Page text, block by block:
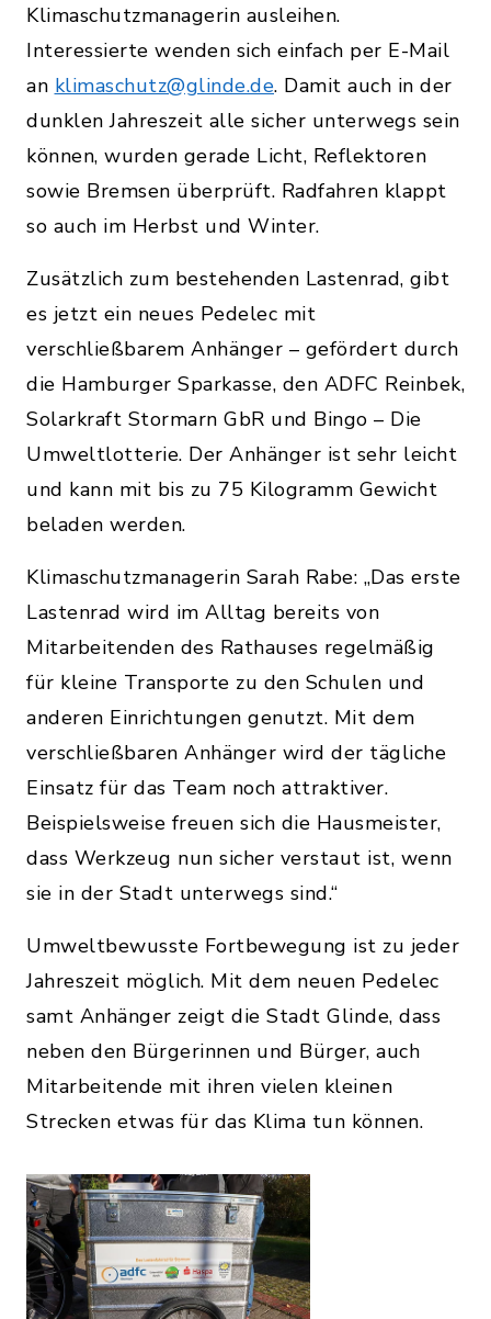
Klimaschutzmanagerin ausleihen.
Interessierte wenden sich einfach per E-Mail
an klimaschutz@glinde.de. Damit auch in der
dunklen Jahreszeit alle sicher unterwegs sein
können, wurden gerade Licht, Reflektoren
sowie Bremsen überprüft. Radfahren klappt
so auch im Herbst und Winter.
Zusätzlich zum bestehenden Lastenrad, gibt
es jetzt ein neues Pedelec mit
verschließbarem Anhänger – gefördert durch
die Hamburger Sparkasse, den ADFC Reinbek,
Solarkraft Stormarn GbR und Bingo – Die
Umweltlotterie. Der Anhänger ist sehr leicht
und kann mit bis zu 75 Kilogramm Gewicht
beladen werden.
Klimaschutzmanagerin Sarah Rabe: „Das erste
Lastenrad wird im Alltag bereits von
Mitarbeitenden des Rathauses regelmäßig
für kleine Transporte zu den Schulen und
anderen Einrichtungen genutzt. Mit dem
verschließbaren Anhänger wird der tägliche
Einsatz für das Team noch attraktiver.
Beispielsweise freuen sich die Hausmeister,
dass Werkzeug nun sicher verstaut ist, wenn
sie in der Stadt unterwegs sind.“
Umweltbewusste Fortbewegung ist zu jeder
Jahreszeit möglich. Mit dem neuen Pedelec
samt Anhänger zeigt die Stadt Glinde, dass
neben den Bürgerinnen und Bürger, auch
Mitarbeitende mit ihren vielen kleinen
Strecken etwas für das Klima tun können.